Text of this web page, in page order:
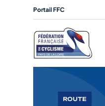
Portail FFC
ROUTE